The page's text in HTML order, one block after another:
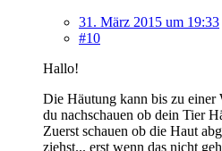
31. März 2015 um 19:33
#10
Hallo!
Die Häutung kann bis zu einer
du nachschauen ob dein Tier
Zuerst schauen ob die Haut
ziehst... erst wenn das nicht